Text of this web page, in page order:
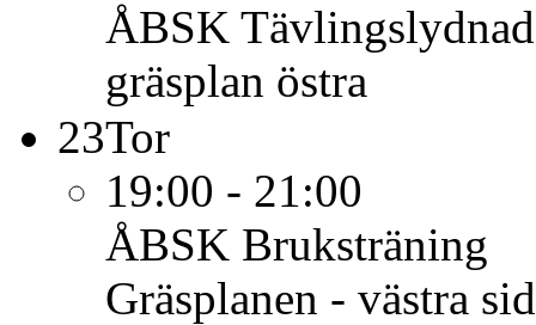
ÅBSK Tävlingslydnad
gräsplan östra
23Tor
19:00 - 21:00
ÅBSK Bruksträning
Gräsplanen - västra